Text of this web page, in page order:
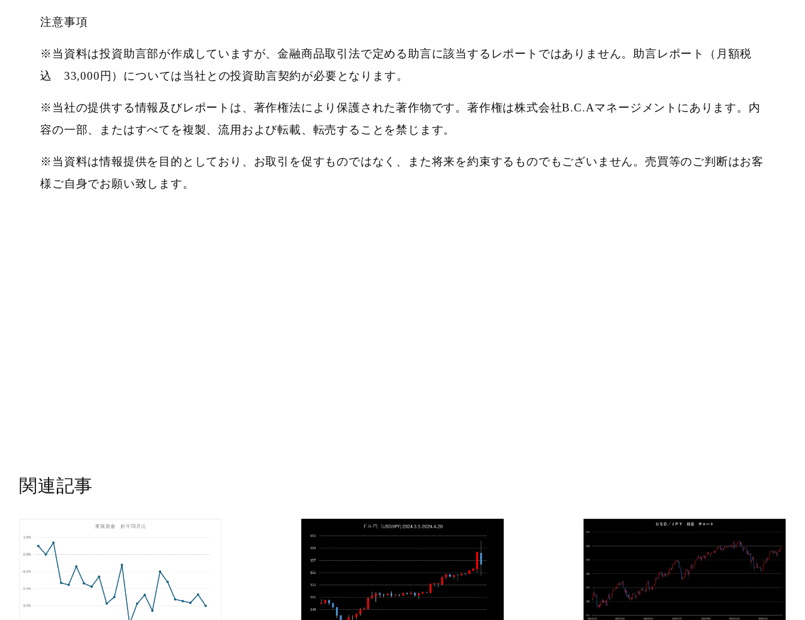
注意事項
※当資料は投資助言部が作成していますが、金融商品取引法で定める助言に該当するレポートではありません。助言レポート（月額税
込 33,000円）については当社との投資助言契約が必要となります。
※当社の提供する情報及びレポートは、著作権法により保護された著作物です。著作権は株式会社B.C.Aマネージメントにあります。内
容の一部、またはすべてを複製、流用および転載、転売することを禁じます。
※当資料は情報提供を目的としており、お取引を促すものではなく、また将来を約束するものでもございません。売買等のご判断はお客
様ご自身でお願い致します。
関連記事